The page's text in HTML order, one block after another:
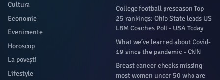
Cultura
Economie
Evenimente
Horoscop
La povești
Lifestyle
College football preseason Top
25 rankings: Ohio State leads US
LBM Coaches Poll - USA Today
What we’ve learned about Covid-
19 since the pandemic - CNN
Breast cancer checks missing
most women under 50 who are